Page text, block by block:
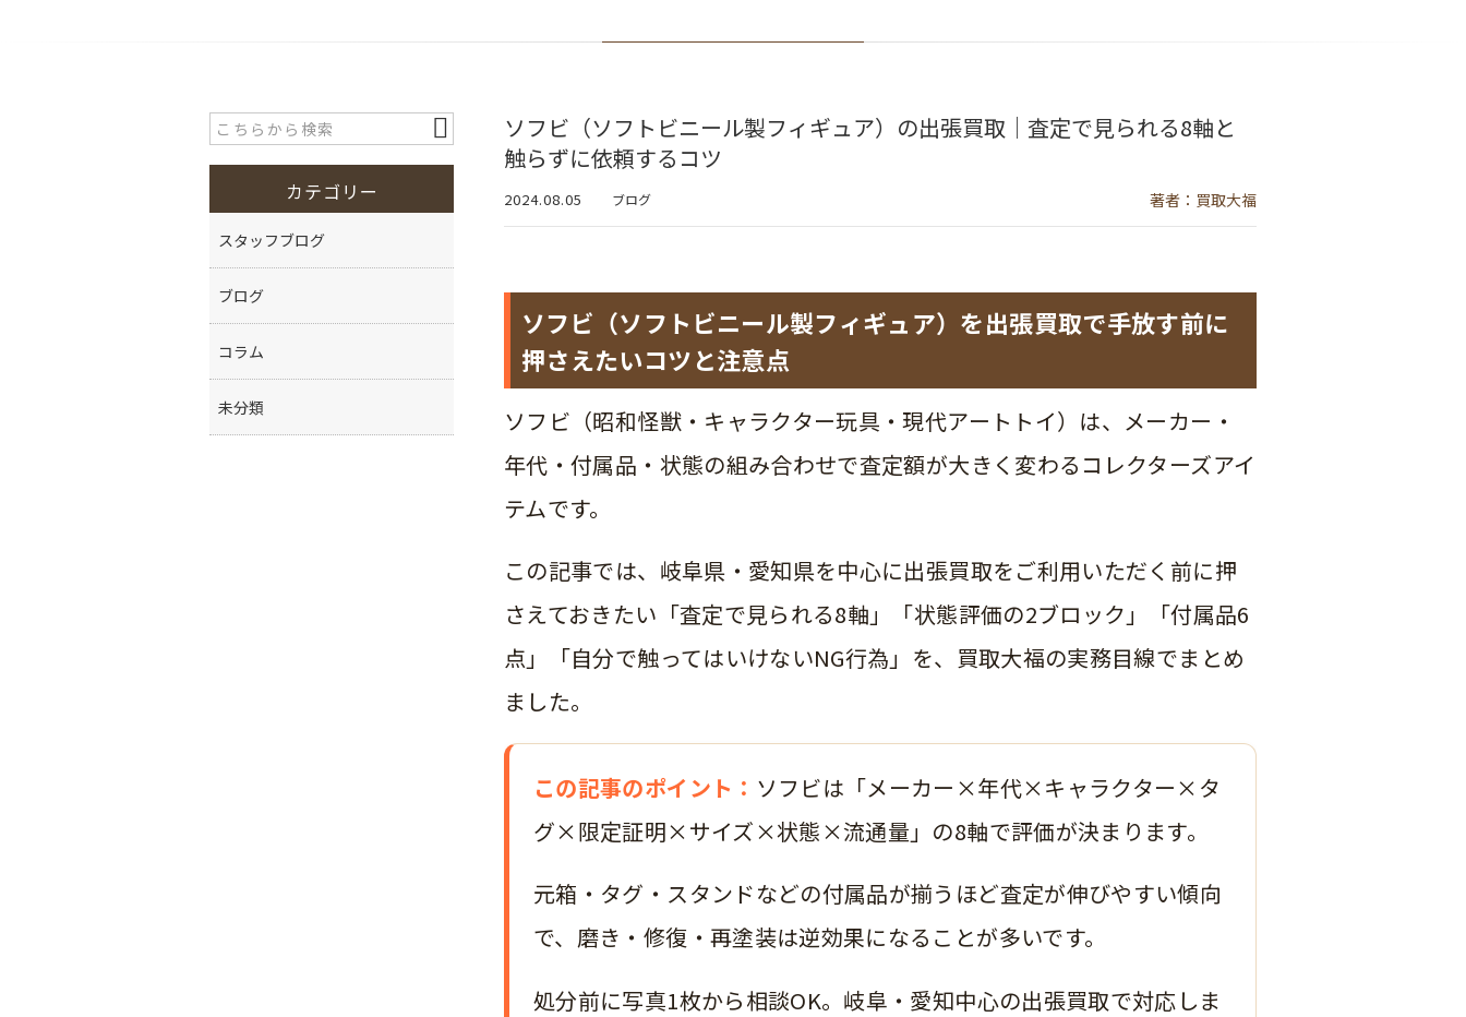
ソフビ（ソフトビニール製フィギュア）の出張買取｜査定で見られる8軸と
触らずに依頼するコツ
2024.08.05 ブログ 著者：買取大福
ソフビ（ソフトビニール製フィギュア）を出張買取で手放す前に
押さえたいコツと注意点
ソフビ（昭和怪獣・キャラクター玩具・現代アートトイ）は、メーカー・
年代・付属品・状態の組み合わせで査定額が大きく変わるコレクターズアイ
テムです。
この記事では、岐阜県・愛知県を中心に出張買取をご利用いただく前に押
さえておきたい「査定で見られる8軸」「状態評価の2ブロック」「付属品6
点」「自分で触ってはいけないNG行為」を、買取大福の実務目線でまとめ
ました。
この記事のポイント： ソフビは「メーカー×年代×キャラクター×タ
グ×限定証明×サイズ×状態×流通量」の8軸で評価が決まります。
元箱・タグ・スタンドなどの付属品が揃うほど査定が伸びやすい傾向
で、磨き・修復・再塗装は逆効果になることが多いです。
処分前に写真1枚から相談OK。岐阜・愛知中心の出張買取で対応しま
カテゴリー
スタッフブログ
ブログ
コラム
未分類